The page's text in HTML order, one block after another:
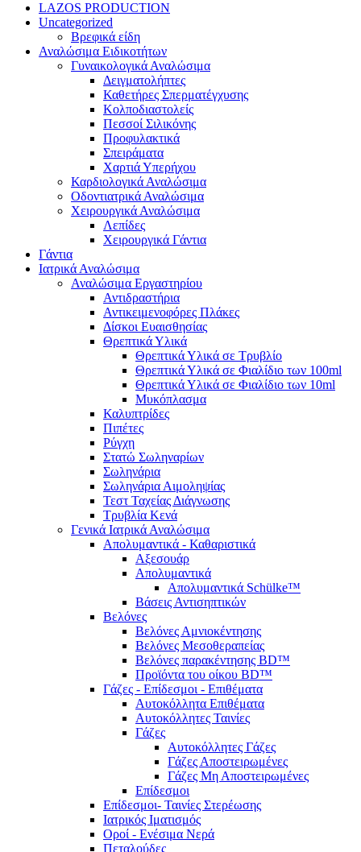
LAZOS PRODUCTION
Uncategorized
Βρεφικά είδη
Αναλώσιμα Ειδικοτήτων
Γυναικολογικά Αναλώσιμα
Δειγματολήπτες
Καθετήρες Σπερματέγχυσης
Κολποδιαστολείς
Πεσσοί Σιλικόνης
Προφυλακτικά
Σπειράματα
Χαρτιά Υπερήχου
Καρδιολογικά Αναλώσιμα
Οδοντιατρικά Αναλώσιμα
Χειρουργικά Αναλώσιμα
Λεπίδες
Χειρουργικά Γάντια
Γάντια
Ιατρικά Αναλώσιμα
Αναλώσιμα Εργαστηρίου
Αντιδραστήρια
Αντικειμενοφόρες Πλάκες
Δίσκοι Ευαισθησίας
Θρεπτικά Υλικά
Θρεπτικά Υλικά σε Τρυβλίο
Θρεπτικά Υλικά σε Φιαλίδιο των 100ml
Θρεπτικά Υλικά σε Φιαλίδιο των 10ml
Μυκόπλασμα
Καλυπτρίδες
Πιπέτες
Ρύγχη
Στατώ Σωληναρίων
Σωληνάρια
Σωληνάρια Αιμοληψίας
Τεστ Ταχείας Διάγνωσης
Τρυβλία Κενά
Γενικά Ιατρικά Αναλώσιμα
Απολυμαντικά - Καθαριστικά
Αξεσουάρ
Απολυμαντικά
Απολυμαντικά Schülke™
Βάσεις Αντισηπτικών
Βελόνες
Βελόνες Αμνιοκέντησης
Βελόνες Μεσοθεραπείας
Βελόνες παρακέντησης BD™
Προϊόντα του οίκου BD™
Γάζες - Επίδεσμοι - Επιθέματα
Αυτοκόλλητα Επιθέματα
Αυτοκόλλητες Ταινίες
Γάζες
Αυτοκόλλητες Γάζες
Γάζες Αποστειρωμένες
Γάζες Μη Αποστειρωμένες
Επίδεσμοι
Επίδεσμοι- Ταινίες Στερέωσης
Ιατρικός Ιματισμός
Οροί - Ενέσιμα Νερά
Πεταλούδες